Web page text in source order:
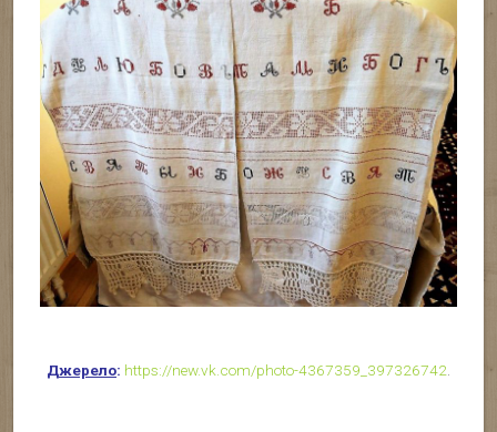
Джерело: https://new.vk.com/photo-4367359_397326742